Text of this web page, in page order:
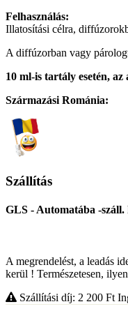
Felhasználás:
Illatosítási célra,
A diffúzorban vagy
10 ml-is tartály esetén,
Származási Románia:
Szállítás
GLS - Automatába -
A megrendelést, a leadás
kerül ! Természetesen,
Szállítási díj: 2 200 Ft